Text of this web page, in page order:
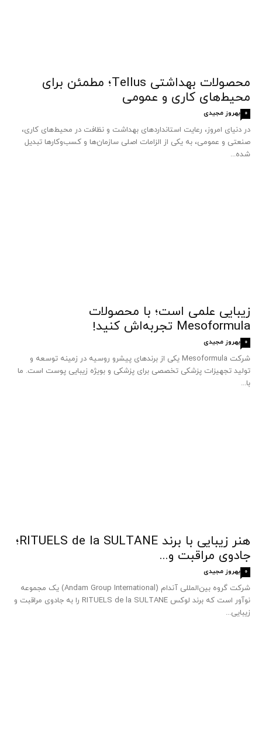
محصولات بهداشتی Tellus؛ مطمئن برای
محیط‌های کاری و عمومی
بهروز مجیدی 0
در دنیای امروز، رعایت استانداردهای بهداشت و نظافت در محیط‌های کاری،
صنعتی و عمومی، به یکی از الزامات اصلی سازمان‌ها و کسب‌وکارها تبدیل
شده...
زیبایی علمی است؛ با محصولات
Mesoformula تجربه‌اش کنید!
بهروز مجیدی 0
شرکت Mesoformula یکی از برندهای پیشرو روسیه در زمینه توسعه و
تولید تجهیزات پزشکی تخصصی برای پزشکی و بویژه زیبایی پوست است. ما
با...
هنر زیبایی با برند RITUELS de la SULTANE؛
جادوی مراقبت و...
بهروز مجیدی 0
شرکت گروه بین‌المللی آندام (Andam Group International) یک مجموعه
نوآور است که برند لوکس RITUELS de la SULTANE را به جادوی مراقبت و
زیبایی...